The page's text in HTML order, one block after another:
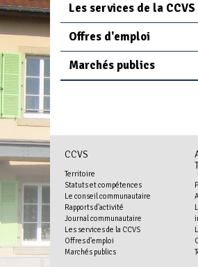
Les services de la CCVS
Offres d'emploi
Marchés publics
CCVS
Territoire
Statuts et compétences
Le conseil communautaire
Rapports d'activité
Journal communautaire
Les services de la CCVS
Offres d'emploi
Marchés publics